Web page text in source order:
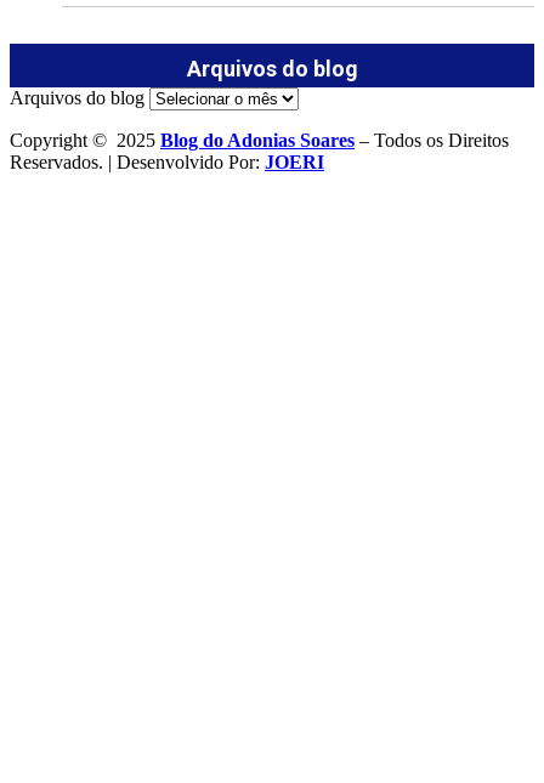
Arquivos do blog
Arquivos do blog
Copyright © 2025 Blog do Adonias Soares – Todos os Direitos
Reservados. | Desenvolvido Por: JOERI